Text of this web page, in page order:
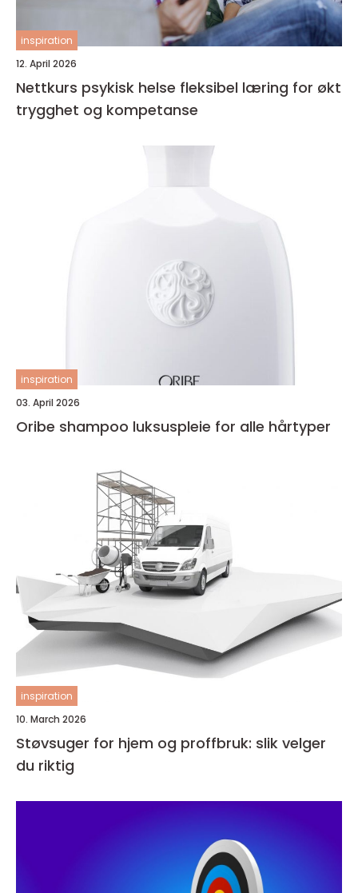
inspiration
12. April 2026
Nettkurs psykisk helse fleksibel læring for økt
trygghet og kompetanse
inspiration
03. April 2026
Oribe shampoo luksuspleie for alle hårtyper
inspiration
10. March 2026
Støvsuger for hjem og proffbruk: slik velger
du riktig